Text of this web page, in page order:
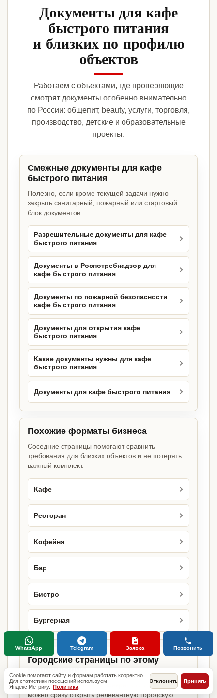
Документы для кафе
быстрого питания
и близких по профилю
объектов
Работаем с объектами, где проверяющие
смотрят документы особенно внимательно
по России: общепит, beauty, услуги, торговля,
производство, детские и образовательные
проекты.
Смежные документы для кафе
быстрого питания
Полезно, если кроме текущей задачи нужно
закрыть санитарный, пожарный или стартовый
блок документов.
Разрешительные документы для кафе
быстрого питания
Документы в Роспотребнадзор для
кафе быстрого питания
Документы по пожарной безопасности
кафе быстрого питания
Документы для открытия кафе
быстрого питания
Какие документы нужны для кафе
быстрого питания
Документы для кафе быстрого питания
Похожие форматы бизнеса
Соседние страницы помогают сравнить
требования для близких объектов и не потерять
важный комплект.
Кафе
Ресторан
Кофейня
Бар
Бистро
Бургерная
Городские страницы по этому
направлению
Если объект работает в конкретном городе,
можно сразу открыть релевантную городскую
Cookie помогают сайту и формам работать корректно.
Для статистики посещений используем
Яндекс.Метрику. Политика
Отклонить Принять
WhatsApp Telegram Заявка Позвонить